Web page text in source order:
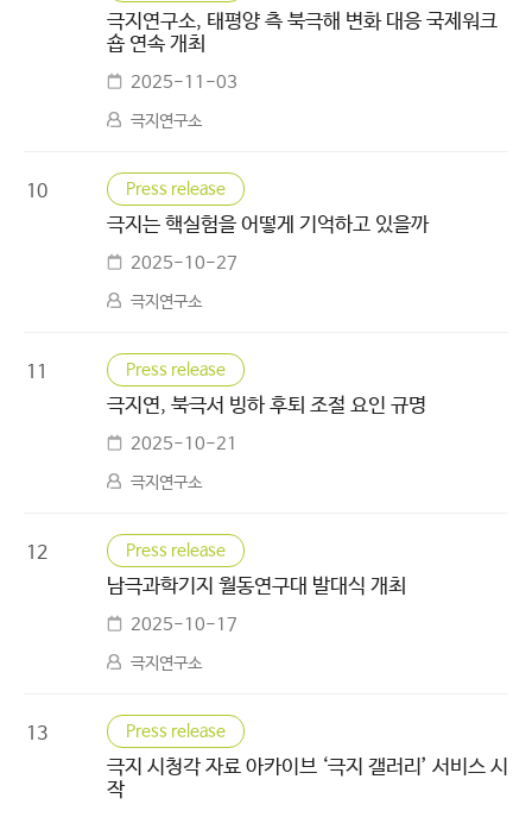
극지연구소, 태평양 측 북극해 변화 대응 국제워크
숍 연속 개최
2025-11-03
극지연구소
10 Press release
극지는 핵실험을 어떻게 기억하고 있을까
2025-10-27
극지연구소
11 Press release
극지연, 북극서 빙하 후퇴 조절 요인 규명
2025-10-21
극지연구소
12 Press release
남극과학기지 월동연구대 발대식 개최
2025-10-17
극지연구소
13 Press release
극지 시청각 자료 아카이브 ‘극지 갤러리’ 서비스 시
작